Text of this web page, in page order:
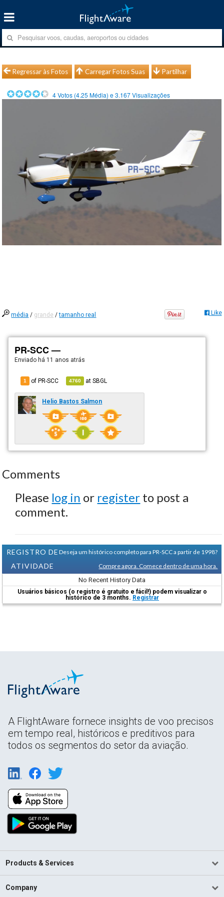
Regressar às Fotos Carregar Fotos Suas Partilhar
4Votos (4.25 Média) e3.167Visualizações
média / grande /tamanho real Like
PR-SCC —
Enviado há 11 anos atrás
1 of PR-SCC 4760 atSBGL
Helio Bastos Salmon
Comments
Please log in or register to post a
comment.
REGISTRO DE
ATIVIDADE
Deseja um histórico completo para PR-SCC a partir de 1998?
Compre agora. Comece dentro de uma hora.
No Recent History Data
Usuários básicos (o registro é gratuito e fácil!) podem visualizar o
histórico de 3 months. Registrar
A FlightAware fornece insights de voo precisos
em tempo real, históricos e preditivos para
todos os segmentos do setor da aviação.
Products & Services
Company